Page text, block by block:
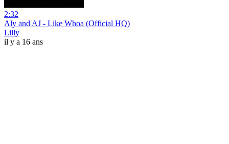
2:32
Aly and AJ - Like Whoa (Official HQ)
Lilly
il y a 16 ans